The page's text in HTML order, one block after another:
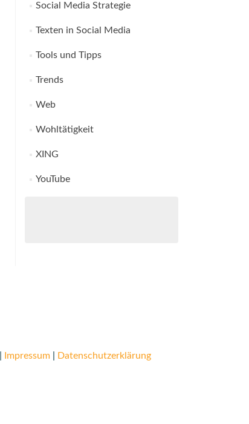
Social Media Strategie
Texten in Social Media
Tools und Tipps
Trends
Web
Wohltätigkeit
XING
YouTube
Impressum|
Datenschutzerklärung